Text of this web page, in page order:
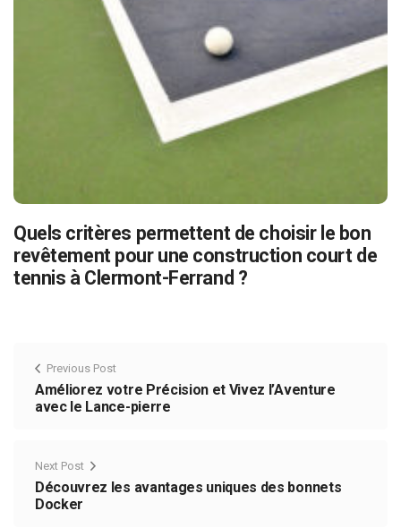
Quels critères permettent de choisir le bon
revêtement pour une construction court de
tennis à Clermont-Ferrand ?
Previous Post
Améliorez votre Précision et Vivez l’Aventure
avec le Lance-pierre
Next Post
Découvrez les avantages uniques des bonnets
Docker